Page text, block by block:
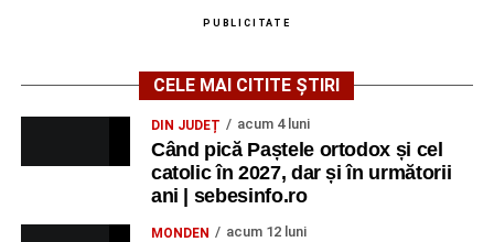
PUBLICITATE
CELE MAI CITITE ȘTIRI
DIN JUDEȚ acum 4 luni
Când pică Paștele ortodox și cel
catolic în 2027, dar și în următorii
ani | sebesinfo.ro
MONDEN acum 12 luni